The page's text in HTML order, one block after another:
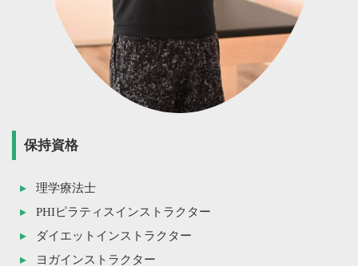
保持資格
理学療法士
PHIピラティスインストラクター
ダイエットインストラクター
ヨガインストラクター